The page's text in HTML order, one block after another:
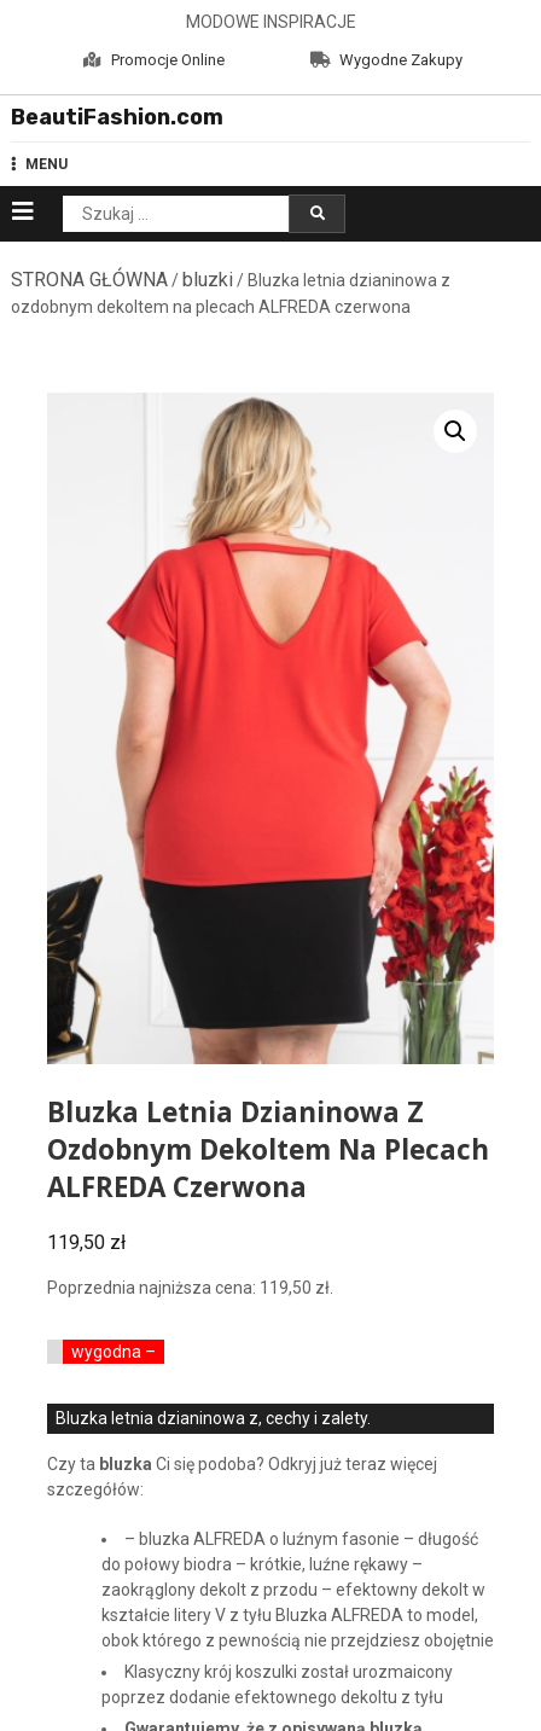
MODOWE INSPIRACJE
Promocje Online Wygodne Zakupy
BeautiFashion.com
MENU
Szukaj:
STRONA GŁÓWNA/ bluzki/ Bluzka letnia dzianinowa z
ozdobnym dekoltem na plecach ALFREDA czerwona
Bluzka Letnia Dzianinowa Z
Ozdobnym Dekoltem Na Plecach
ALFREDA Czerwona
119,50 zł
Poprzednia najniższa cena: 119,50 zł.
wygodna –
Bluzka letnia dzianinowa z, cechy i zalety.
Czy ta bluzka Ci się podoba? Odkryj już teraz więcej
szczegółów:
– bluzka ALFREDA o luźnym fasonie – długość
do połowy biodra – krótkie, luźne rękawy –
zaokrąglony dekolt z przodu – efektowny dekolt w
kształcie litery V z tyłu Bluzka ALFREDA to model,
obok którego z pewnością nie przejdziesz obojętnie
Klasyczny krój koszulki został urozmaicony
poprzez dodanie efektownego dekoltu z tyłu